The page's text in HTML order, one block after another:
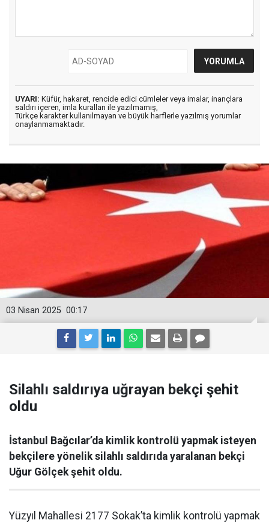
UYARI: Küfür, hakaret, rencide edici cümleler veya imalar, inançlara
saldırı içeren, imla kuralları ile yazılmamış,
Türkçe karakter kullanılmayan ve büyük harflerle yazılmış yorumlar
onaylanmamaktadır.
00:17
03 Nisan 2025
Silahlı saldırıya uğrayan bekçi şehit
oldu
İstanbul Bağcılar’da kimlik kontrolü yapmak isteyen
bekçilere yönelik silahlı saldırıda yaralanan bekçi
Uğur Gölçek şehit oldu.
Yüzyıl Mahallesi 2177 Sokak’ta kimlik kontrolü yapmak